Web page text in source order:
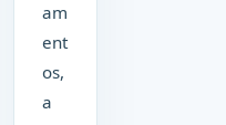
am
ent
os,
a